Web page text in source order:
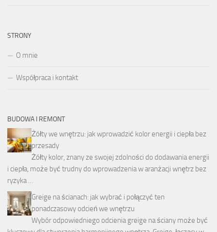
STRONY
O mnie
Współpraca i kontakt
BUDOWA I REMONT
Żółty we wnętrzu: jak wprowadzić kolor energii i ciepła bez
przesady
Żółty kolor, znany ze swojej zdolności do dodawania energii
i ciepła, może być trudny do wprowadzenia w aranżacji wnętrz bez
ryzyka …
Greige na ścianach: jak wybrać i połączyć ten
ponadczasowy odcień we wnętrzu
Wybór odpowiedniego odcienia greige na ściany może być